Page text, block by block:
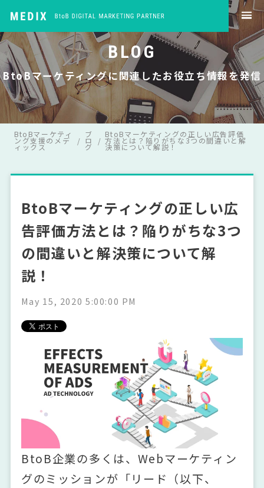
BLOG
BtoBマーケティングに関連したお役立ち情報を発信
BtoBマーケティ
ング支援のメデ
ィックス
ブ
ロ
グ
BtoBマーケティングの正しい広告評価
方法とは？陥りがちな3つの間違いと解
決策について解説！
BtoBマーケティングの正しい広
告評価方法とは？陥りがちな3つ
の間違いと解決策について解
説！
May 15, 2020 5:00:00 PM
BtoB企業の多くは、Webマーケティン
グのミッションが「リード（以下、